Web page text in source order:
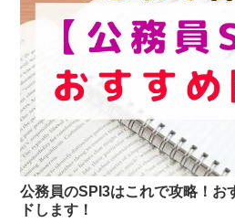
公務員のSPI3はこれで攻略！お
ドします！